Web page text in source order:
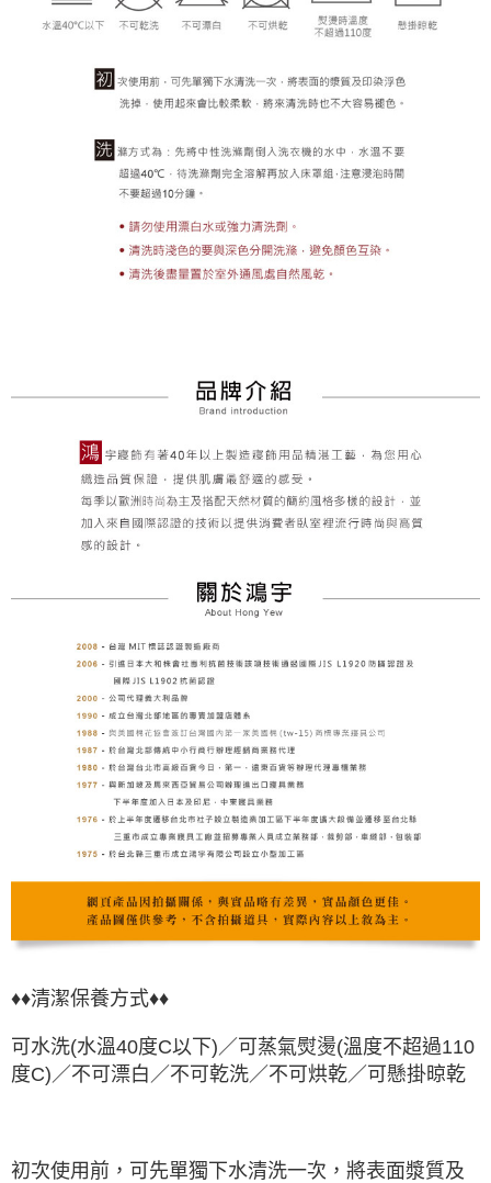
♦♦清潔保養方式♦♦
可水洗(水溫40度C以下)／可蒸氣熨燙(溫度不超過110
度C) ／不可漂白／不可乾洗／不可烘乾／可懸掛晾乾
初次使用前，可先單獨下水清洗一次，將表面漿質及